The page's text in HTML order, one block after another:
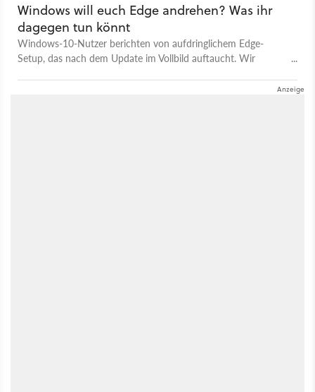
Windows will euch Edge andrehen? Was ihr
dagegen tun könnt
Windows-10-Nutzer berichten von aufdringlichem Edge-
Setup, das nach dem Update im Vollbild auftaucht. Wir